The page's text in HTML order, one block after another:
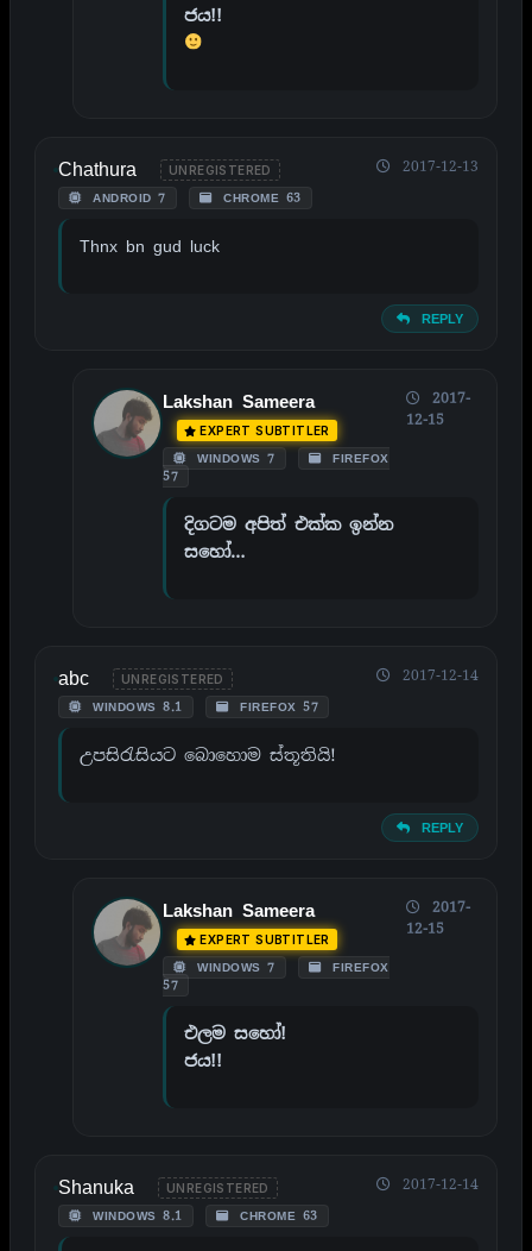
ජය!!
Chathura UNREGISTERED
ANDROID 7 CHROME 63
2017-12-13
Thnx bn gud luck
REPLY
Lakshan Sameera
EXPERT SUBTITLER
WINDOWS 7
FIREFOX
57
2017-
12-15
දිගටම අපිත් එක්ක ඉන්න
සහෝ…
abc UNREGISTERED
WINDOWS 8.1 FIREFOX 57
2017-12-14
උපසිරැසියට බොහොම ස්තූතියි!
REPLY
Lakshan Sameera
EXPERT SUBTITLER
WINDOWS 7
FIREFOX
57
2017-
12-15
එලම සහෝ!
ජය!!
Shanuka UNREGISTERED
WINDOWS 8.1 CHROME 63
2017-12-14